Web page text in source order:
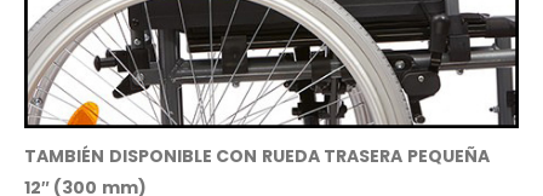
TAMBIÉN DISPONIBLE CON RUEDA TRASERA PEQUEÑA
12″ (300 mm)